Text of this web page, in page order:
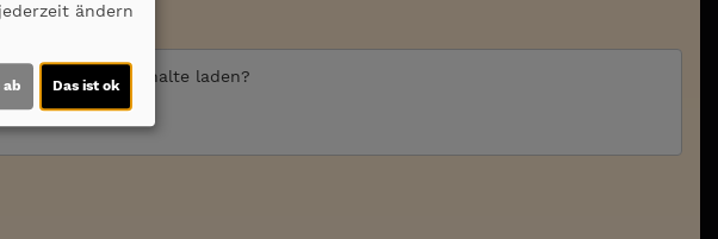
externe Inhalte laden?
ändern
ab Das ist ok